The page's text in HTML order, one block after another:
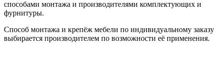
способами монтажа и производителями комплектующих и
фурнитуры.
Способ монтажа и крепёж мебели по индивидуальному заказу
выбирается производителем по возможности её применения.